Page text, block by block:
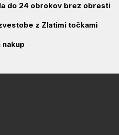
do 24 obrokov brez obresti
z Zlatimi točkami
nakup